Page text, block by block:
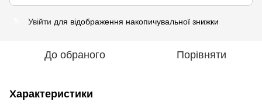
Увійти для відображення накопичувальної знижки
До обраного Порівняти
Характеристики